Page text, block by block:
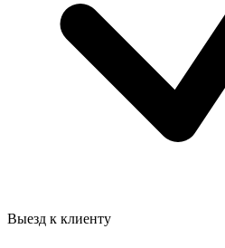
Выезд к клиенту